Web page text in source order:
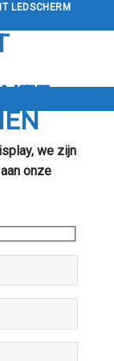
LEDSCHERM
we zijn
onze